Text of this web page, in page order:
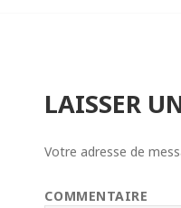
LAISSER
Votre adresse de
COMMENTAIRE